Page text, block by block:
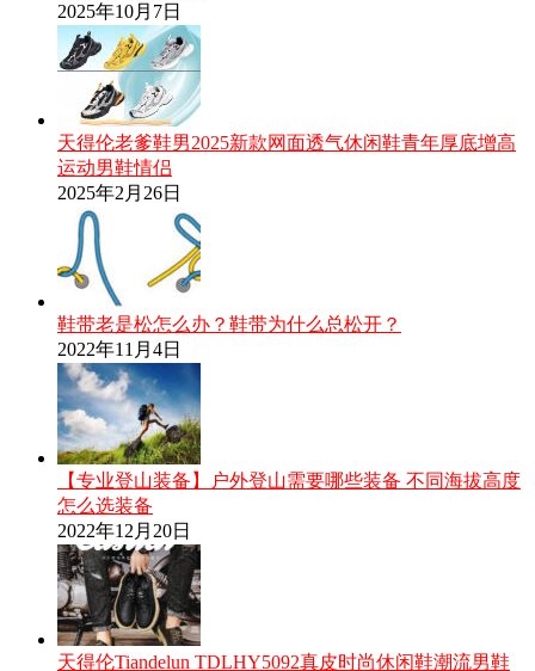
2025年10月7日
天得伦老爹鞋男2025新款网面透气休闲鞋青年厚底增高
运动男鞋情侣
2025年2月26日
鞋带老是松怎么办？鞋带为什么总松开？
2022年11月4日
【专业登山装备】户外登山需要哪些装备 不同海拔高度
怎么选装备
2022年12月20日
天得伦Tiandelun TDLHY5092真皮时尚休闲鞋潮流男鞋